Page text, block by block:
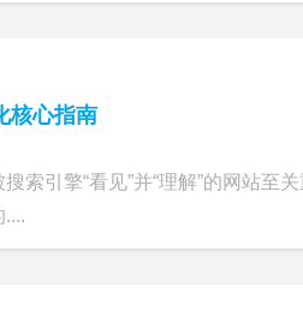
核心指南
索引擎“看见”并“理解”的网站至